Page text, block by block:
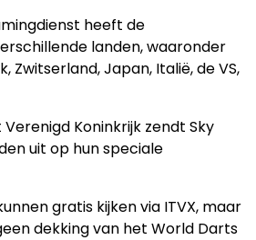
heeft de
landen, waaronder
Zwitserland, Japan, Italië, de VS,
Verenigd Koninkrijk zendt Sky
uit op hun speciale
gratis kijken via ITVX, maar
dekking van het World Darts